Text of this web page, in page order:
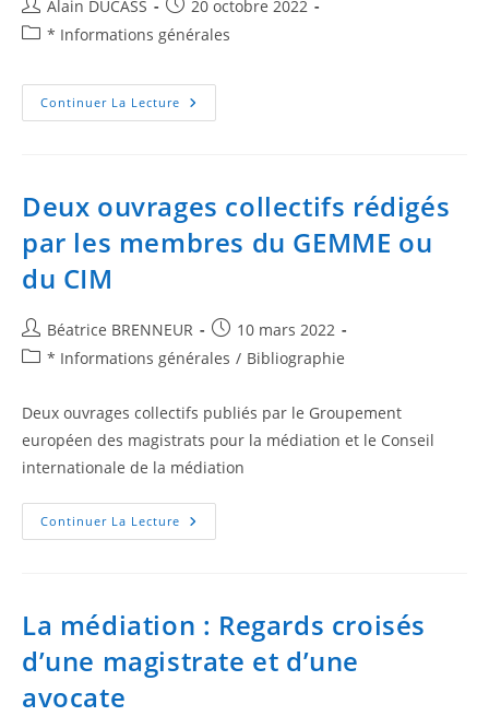
Alain DUCASS
20 octobre 2022
* Informations générales
Continuer La Lecture
Deux ouvrages collectifs rédigés
par les membres du GEMME ou
du CIM
Béatrice BRENNEUR
10 mars 2022
* Informations générales / Bibliographie
Deux ouvrages collectifs publiés par le Groupement
européen des magistrats pour la médiation et le Conseil
internationale de la médiation
Continuer La Lecture
La médiation : Regards croisés
d’une magistrate et d’une
avocate